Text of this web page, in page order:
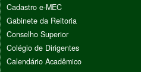
Cadastro e-MEC
Gabinete da Reitoria
Conselho Superior
Colégio de Dirigentes
Calendário Acadêmico